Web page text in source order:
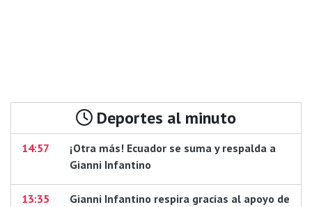
Deportes al minuto
14:57
¡Otra más! Ecuador se suma y respalda a
Gianni Infantino
13:35
Gianni Infantino respira gracias al apoyo de